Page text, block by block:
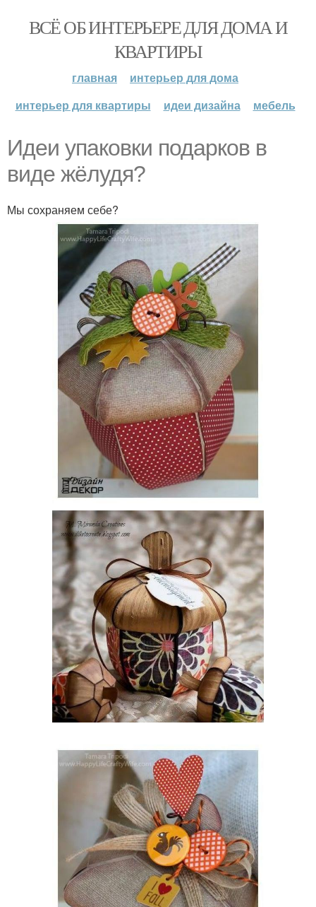
ВСЁ ОБ ИНТЕРЬЕРЕ ДЛЯ ДОМА И
КВАРТИРЫ
главная
интерьер для дома
интерьер для квартиры
идеи дизайна мебель
Идеи упаковки подарков в
виде жёлудя?
Мы сохраняем себе?